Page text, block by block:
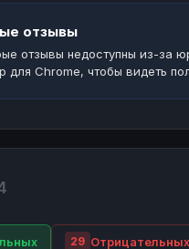
отзывы
отзывы недоступны из-за
для Chrome, чтобы видеть
29 Отрицательных